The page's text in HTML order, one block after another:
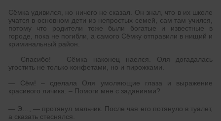
Сёмка удивился, но ничего не сказал. Он знал, что в их школе
учатся в основном дети из непростых семей, сам там учился,
потому что родители тоже были богатые и известные в
городе, пока не погибли, а самого Сёмку отправили в нищий и
криминальный район.
— Спасибо! – Сёмка наконец наелся. Оля догадалась
угостить не только конфетами, но и пирожками.
— Сём! – сделала Оля умоляющие глаза и выражение
красивого личика. – Помоги мне с заданиями?
— Э…, — протянул мальчик. После чая его потянуло в туалет,
а сказать стеснялся.